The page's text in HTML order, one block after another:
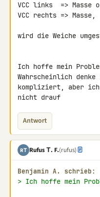
VCC links  => Masse
VCC rechts => Masse,
wird die Weiche
Ich hoffe mein
Wahrscheinlich
kompliziert, aber ich
nicht drauf
Antwort
RΤ Rufus Τ. F.(rufus)
Benjamin A. schrieb:
> Ich hoffe mein